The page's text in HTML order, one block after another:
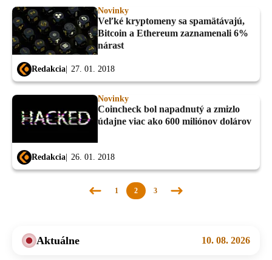
Novinky
Veľké kryptomeny sa spamätávajú,
Bitcoin a Ethereum zaznamenali 6%
nárast
Redakcia 27. 01. 2018
Novinky
Coincheck bol napadnutý a zmizlo
údajne viac ako 600 miliónov dolárov
Redakcia 26. 01. 2018
Predchádzajúca
1 2 3
Nasledujúca
Aktuálne 10. 08. 2026